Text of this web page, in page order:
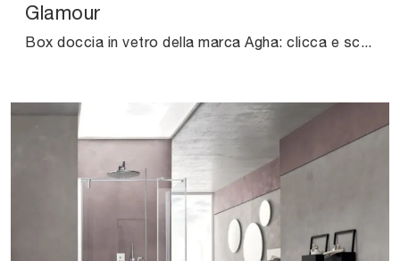
Glamour
Box doccia in vetro della marca Agha: clicca e scopri l'arredo bagno moderno Glamour per la stanza del benessere.